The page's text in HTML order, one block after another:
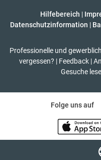
Hilfebereich |
Datenschutzinformation |
Professionelle und
vergessen? | Feedback |
Gesuche
Folge uns auf